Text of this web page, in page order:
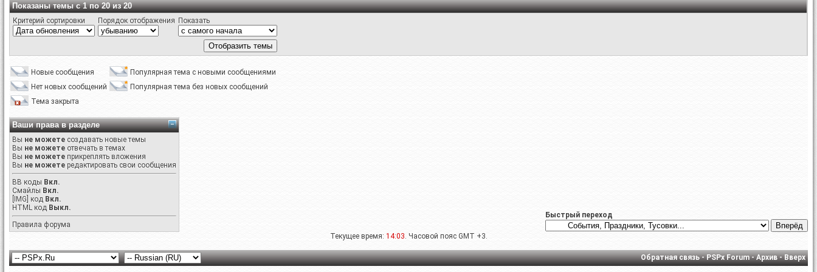
Показаны темы с 1 по 20 из 20
Критерий сортировки Порядок отображения Показать
Новые сообщения
Популярная тема с новыми сообщениями
Нет новых сообщений
Популярная тема без новых сообщений
Тема закрыта
Ваши права в разделе
Вы не можете создавать новые темы
Вы не можете отвечать в темах
Вы не можете прикреплять вложения
Вы не можете редактировать свои сообщения
BB коды Вкл.
Смайлы Вкл.
[IMG] код Вкл.
HTML код Выкл.
Правила форума
Быстрый переход
Текущее время: 14:03. Часовой пояс GMT +3.
Обратная связь-PSPx Forum-Архив-Вверх